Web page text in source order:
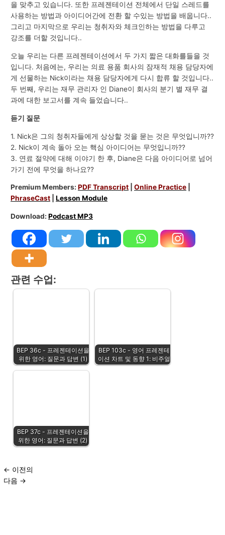
을 맞추고 있습니다. 또한 프레젠테이션 전체에서 단일 스레드를
사용하는 방법과 아이디어간에 전환 할 수있는 방법을 배웁니다..
그리고 마지막으로 우리는 청취자와 체크인하는 방법을 다루고
강조를 더할 것입니다..
오늘 우리는 다른 프레젠테이션에서 두 가지 짧은 대화를들을 것
입니다. 처음에는, 우리는 의료 용품 회사의 잠재적 채용 담당자에
게 선물하는 Nick이라는 채용 담당자에게 다시 합류 할 것입니다..
두 번째, 우리는 재무 관리자 인 Diane이 회사의 분기 별 재무 결
과에 대한 보고서를 계속 들었습니다..
듣기 질문
1. Nick은 그의 청취자들에게 상상할 것을 묻는 것은 무엇입니까??
2. Nick이 계속 돌아 오는 핵심 아이디어는 무엇입니까??
3. 연료 절약에 대해 이야기 한 후, Diane은 다음 아이디어로 넘어
가기 전에 무엇을 하나요??
Premium Members:PDF Transcript |Online Practice
PhraseCast |Lesson Module
Download:Podcast MP3
관련 수업:
BEP 36c - 프레젠테이션을
위한 영어: 질문과 답변 (1)
BEP 103c - 영어 프레젠테
이션 차트 및 동향 1: 비주얼
BEP 37c - 프레젠테이션을
위한 영어: 질문과 답변 (2)
← 이전의
다음 →